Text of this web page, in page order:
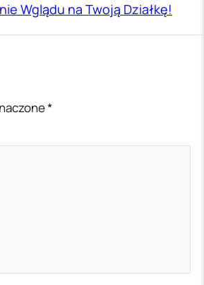
Wglądu na Twoją Działkę!
*